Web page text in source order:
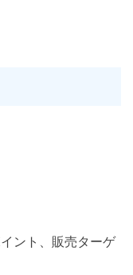
ント、販売ターゲ